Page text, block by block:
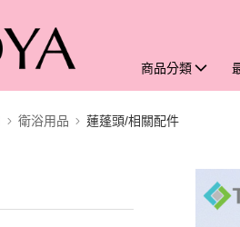
商品分類
衛浴用品 蓮蓬頭/相關配件